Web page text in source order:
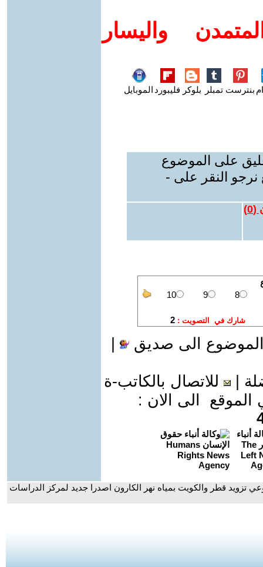
واليسار
بنترست تمبلر بلوكر فليبورد الموبايل
على الموضوع
نرجو النقر على -
(
0
)
الى صديق
للاتصال بالكاتب-ة
الى الان :
تزويد قطر والكويت بمياه نهر الكارون اصدرا جديد لمركز الدراسات